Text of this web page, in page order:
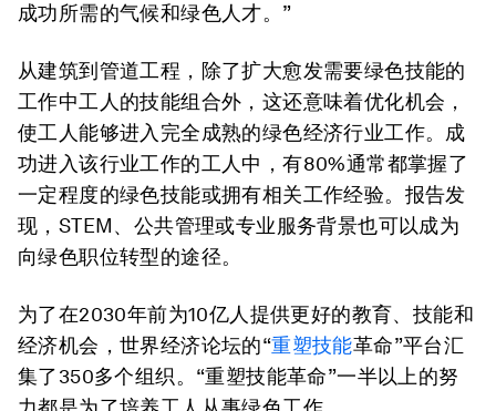
成功所需的气候和绿色人才。”
从建筑到管道工程，除了扩大愈发需要绿色技能的
工作中工人的技能组合外，这还意味着优化机会，
使工人能够进入完全成熟的绿色经济行业工作。成
功进入该行业工作的工人中，有80%通常都掌握了
一定程度的绿色技能或拥有相关工作经验。报告发
现，STEM、公共管理或专业服务背景也可以成为
向绿色职位转型的途径。
为了在2030年前为10亿人提供更好的教育、技能和
经济机会，世界经济论坛的“重塑技能革命”平台汇
集了350多个组织。“重塑技能革命”一半以上的努